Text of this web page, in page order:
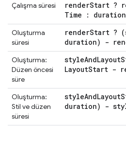
Çalışma süresi renderStart ?
Time : duration
Oluşturma
süresi
renderStart ?
duration) -
Oluşturma:
Düzen öncesi
süre
styleAndLayout
LayoutStart -
Oluşturma:
Stil ve düzen
süresi
styleAndLayout
duration) -